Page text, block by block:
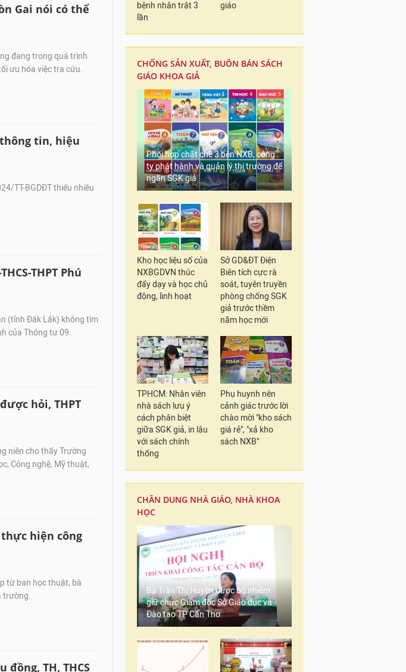
Gai nói có thể
đang trong quá trình
ưu hóa việc tra cứu.
thông tin, hiệu
TT-BGDĐT thiếu nhiều
THPT Phú
(tỉnh Đắk Lắk) không tìm
của Thông tư 09.
hỏi, THPT
niên cho thấy Trường
Công nghệ, Mỹ thuật,
hiện công
từ ban học thuật, bà
trường.
TH, THCS
bệnh nhân trật 3
lần
giáo
CHỐNG SẢN XUẤT, BUÔN BÁN SÁCH
GIÁO KHOA GIẢ
Phối hợp chặt chẽ 3 bên NXB, công
ty phát hành và quản lý thị trường để
ngăn SGK giả
Kho học liệu số của
NXBGDVN thúc
đẩy dạy và học chủ
động, linh hoạt
Sở GD&ĐT Điện
Biên tích cực rà
soát, tuyên truyền
phòng chống SGK
giả trước thềm
năm học mới
TPHCM: Nhân viên
nhà sách lưu ý
cách phân biệt
giữa SGK giả, in lậu
với sách chính
thống
Phụ huynh nên
cảnh giác trước lời
chào mời "kho sách
giá rẻ", "xả kho
sách NXB"
CHÂN DUNG NHÀ GIÁO, NHÀ KHOA
HỌC
Bà Trần Thị Huyền được bổ nhiệm
giữ chức Giám đốc Sở Giáo dục và
Đào tạo TP Cần Thơ